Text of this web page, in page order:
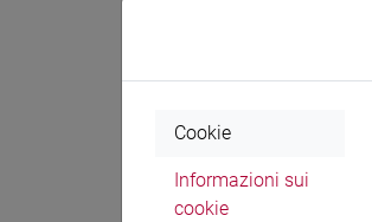
Cookie
Informazioni sui
cookie